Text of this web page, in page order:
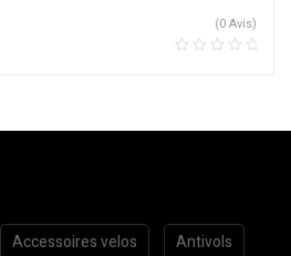
(0 Avis)
Accessoires velos Antivols